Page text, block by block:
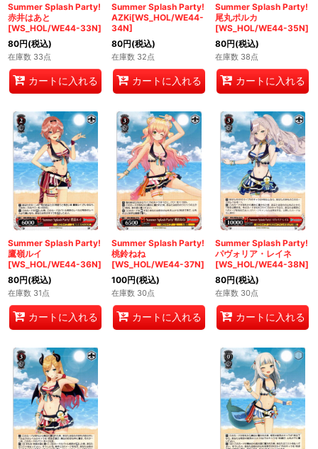
Summer Splash Party!
赤井はあと
[WS_HOL/WE44-33N]
80円(税込)
在庫数 33点
カートに入れる
Summer Splash Party!
AZKi[WS_HOL/WE44-
34N]
80円(税込)
在庫数 32点
カートに入れる
Summer Splash Party!
尾丸ポルカ
[WS_HOL/WE44-35N]
80円(税込)
在庫数 38点
カートに入れる
Summer Splash Party!
鷹嶺ルイ
[WS_HOL/WE44-36N]
80円(税込)
在庫数 31点
カートに入れる
Summer Splash Party!
桃鈴ねね
[WS_HOL/WE44-37N]
100円(税込)
在庫数 30点
カートに入れる
Summer Splash Party!
パヴォリア・レイネ
[WS_HOL/WE44-38N]
80円(税込)
在庫数 30点
カートに入れる